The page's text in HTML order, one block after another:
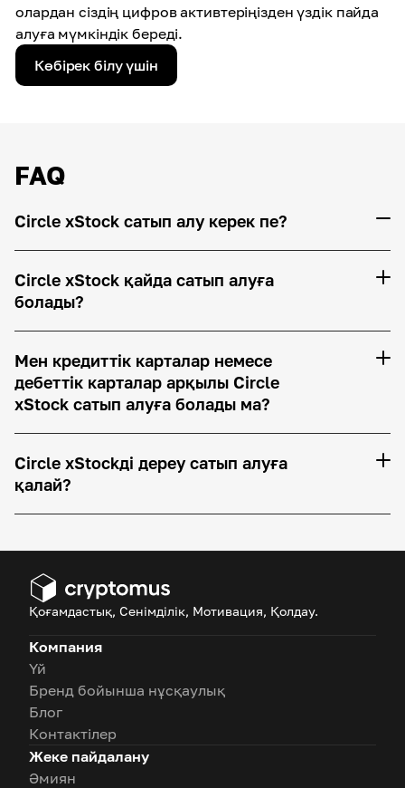
олардан сіздің цифров активтеріңізден үздік пайда
алуға мүмкіндік береді.
Көбірек білу үшін
FAQ
Circle xStock сатып алу керек пе?
Circle xStock қайда сатып алуға
болады?
Мен кредиттік карталар немесе
дебеттік карталар арқылы Circle
xStock сатып алуға болады ма?
Circle xStockді дереу сатып алуға
қалай?
Қоғамдастық, Сенімділік, Мотивация, Қолдау.
Компания
Үй
Бренд бойынша нұсқаулық
Блог
Контактілер
Жеке пайдалану
Әмиян